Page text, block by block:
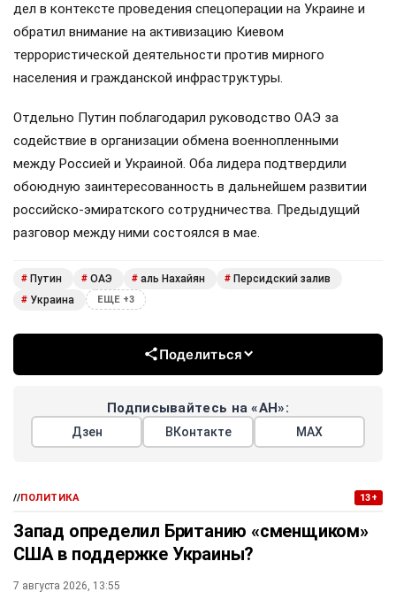
дел в контексте проведения спецоперации на Украине и
обратил внимание на активизацию Киевом
террористической деятельности против мирного
населения и гражданской инфраструктуры.
Отдельно Путин поблагодарил руководство ОАЭ за
содействие в организации обмена военнопленными
между Россией и Украиной. Оба лидера подтвердили
обоюдную заинтересованность в дальнейшем развитии
российско-эмиратского сотрудничества. Предыдущий
разговор между ними состоялся в мае.
# Путин # ОАЭ # аль Нахайян # Персидский залив
# Украина ЕЩЕ +3
Поделиться
Подписывайтесь на «АН»:
Дзен ВКонтакте МАХ
//ПОЛИТИКА 13+
Запад определил Британию «сменщиком»
США в поддержке Украины?
7 августа 2026, 13:55